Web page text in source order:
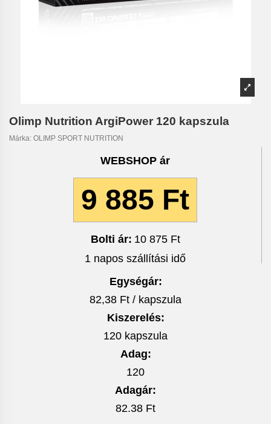
Olimp Nutrition ArgiPower 120 kapszula
Márka: OLIMP SPORT NUTRITION
WEBSHOP ár
9 885 Ft
Bolti ár: 10 875 Ft
1 napos szállítási idő
Egységár:
82,38 Ft / kapszula
Kiszerelés:
120 kapszula
Adag:
120
Adagár:
82.38 Ft